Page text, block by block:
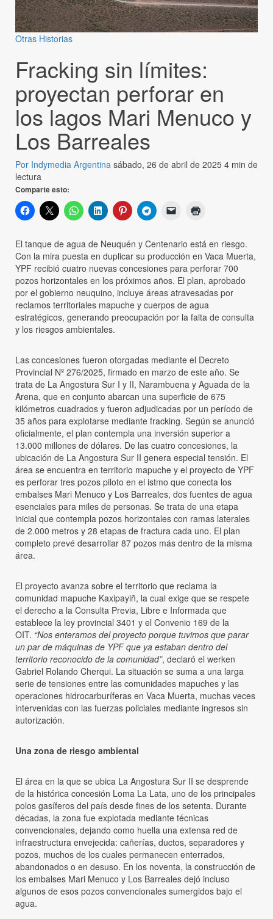
Otras Historias
Fracking sin límites:
proyectan perforar en
los lagos Mari Menuco y
Los Barreales
Por Indymedia Argentina sábado, 26 de abril de 2025 4 min de
lectura
Comparte esto:
El tanque de agua de Neuquén y Centenario está en riesgo.
Con la mira puesta en duplicar su producción en Vaca Muerta,
YPF recibió cuatro nuevas concesiones para perforar 700
pozos horizontales en los próximos años. El plan, aprobado
por el gobierno neuquino, incluye áreas atravesadas por
reclamos territoriales mapuche y cuerpos de agua
estratégicos, generando preocupación por la falta de consulta
y los riesgos ambientales.
Las concesiones fueron otorgadas mediante el Decreto
Provincial Nº 276/2025, firmado en marzo de este año. Se
trata de La Angostura Sur I y II, Narambuena y Aguada de la
Arena, que en conjunto abarcan una superficie de 675
kilómetros cuadrados y fueron adjudicadas por un período de
35 años para explotarse mediante fracking. Según se anunció
oficialmente, el plan contempla una inversión superior a
13.000 millones de dólares. De las cuatro concesiones, la
ubicación de La Angostura Sur II genera especial tensión. El
área se encuentra en territorio mapuche y el proyecto de YPF
es perforar tres pozos piloto en el istmo que conecta los
embalses Mari Menuco y Los Barreales, dos fuentes de agua
esenciales para miles de personas. Se trata de una etapa
inicial que contempla pozos horizontales con ramas laterales
de 2.000 metros y 28 etapas de fractura cada uno. El plan
completo prevé desarrollar 87 pozos más dentro de la misma
área.
El proyecto avanza sobre el territorio que reclama la
comunidad mapuche Kaxipayiñ, la cual exige que se respete
el derecho a la Consulta Previa, Libre e Informada que
establece la ley provincial 3401 y el Convenio 169 de la
OIT. “Nos enteramos del proyecto porque tuvimos que parar
un par de máquinas de YPF que ya estaban dentro del
territorio reconocido de la comunidad”, declaró el werken
Gabriel Rolando Cherqui. La situación se suma a una larga
serie de tensiones entre las comunidades mapuches y las
operaciones hidrocarburíferas en Vaca Muerta, muchas veces
intervenidas con las fuerzas policiales mediante ingresos sin
autorización.
Una zona de riesgo ambiental
El área en la que se ubica La Angostura Sur II se desprende
de la histórica concesión Loma La Lata, uno de los principales
polos gasíferos del país desde fines de los setenta. Durante
décadas, la zona fue explotada mediante técnicas
convencionales, dejando como huella una extensa red de
infraestructura envejecida: cañerías, ductos, separadores y
pozos, muchos de los cuales permanecen enterrados,
abandonados o en desuso. En los noventa, la construcción de
los embalses Mari Menuco y Los Barreales dejó incluso
algunos de esos pozos convencionales sumergidos bajo el
agua.